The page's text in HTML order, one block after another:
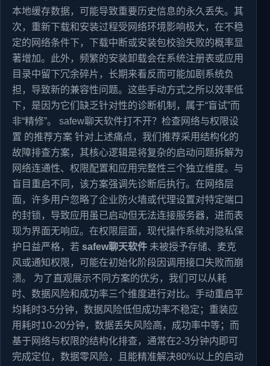
本地缓存数据，可能导致重要历史信息的永久丢失。其
次，重新下载和安装过程受网络环境影响极大，在不稳
定的网络条件下，下载中断或安装包校验失败的概率显
著增加。此外，频繁的安装卸载会在系统注册表或应用
目录中留下冗余碎片，长期来看反而可能加剧系统负
担，导致新的兼容性问题。这些手动方式之所以效率低
下，是因为它们缺乏针对性的诊断机制，属于“盲试”而
非“精修”。 safew聊天软件打不开？检查网络与权限设
置 的推荐方案 针对上述痛点，我们推荐采用结构化的
故障排查方案，其核心逻辑是将复杂的启动问题拆解为
网络连通性、权限配置和应用完整性三个独立维度。与
盲目重启不同，该方案强调先诊断后执行。在网络层
面，许多用户忽略了企业防火墙或代理设置对特定端口
的封锁，导致应用虽已启动但无法连接服务器，进而表
现为界面无响应。在权限层面，现代操作系统对隐私保
护日益严格，若safew聊天软件 未被授予存储、麦克
风或通知权限，可能在初始化阶段因调用接口失败而崩
溃。 为了直观展示不同方案的优劣，我们可以从耗
时、数据风险和成功率三个维度进行对比。手动重启平
均耗时3-5分钟，数据风险低但成功率不稳定；重装应
用耗时10-20分钟，数据丢失风险高，成功率中等；而
基于网络与权限的结构化排查，通常在2-3分钟内即可
完成定位，数据零风险，且能精准解决80%以上的启动